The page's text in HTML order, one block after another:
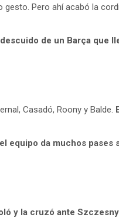
Pero ahí acabó la
de un Barça que
Casadó, Roony y Balde.
equipo da muchos pases
y la cruzó ante